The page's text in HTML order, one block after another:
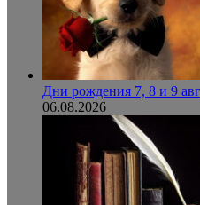
Дни рождения 7, 8 и 9
06.08.2026